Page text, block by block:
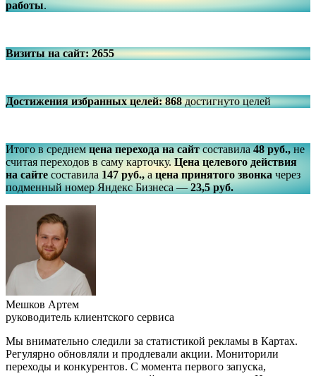
работы.
Визиты на сайт: 2655
Достижения избранных целей: 868достигнуто целей
Итого в среднемцена перехода на сайтсоставила48 руб.,не
считая переходов в саму карточку.Цена целевого действия
на сайте составила 147 руб.,ацена принятого звонка через
подменный номер Яндекс Бизнеса —23,5 руб.
Мешков Артем
руководитель клиентского сервиса
Мы внимательно следили за статистикой рекламы в Картах.
Регулярно обновляли и продлевали акции. Мониторили
переходы и конкурентов. С момента первого запуска,